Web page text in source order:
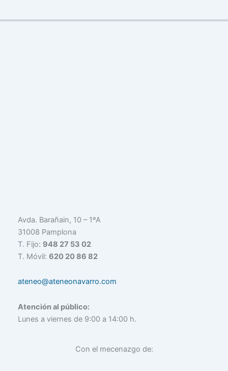
Avda. Barañain, 10 – 1ºA
31008 Pamplona
T. Fijo: 948 27 53 02
T. Móvil: 620 20 86 82
ateneo@ateneonavarro.com
Atención al público:
Lunes a viernes de 9:00 a 14:00 h.
Con el mecenazgo de: